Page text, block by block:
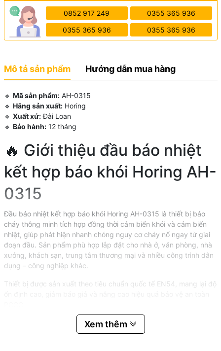
0852 917 249 0355 365 936
0355 365 936 0355 365 936
Mô tả sản phẩm Hướng dẫn mua hàng
🔹 Mã sản phẩm:AH-0315
🔹 Hãng sản xuất: Horing
🔹 Xuất xứ: Đài Loan
🔹 Bảo hành:12 tháng
🔥 Giới thiệu đầu báo nhiệt
kết hợp báo khói Horing AH-
0315
Đầu báo nhiệt kết hợp báo khói Horing AH-0315 là thiết bị báo
cháy thông minh tích hợp đồng thời cảm biến khói và cảm biến
nhiệt, giúp phát hiện nhanh chóng nguy cơ cháy nổ ngay từ giai
đoạn đầu. Sản phẩm phù hợp lắp đặt cho nhà ở, văn phòng, nhà
xưởng, khách sạn, trung tâm thương mại và nhiều công trình dân
dụng – công nghiệp khác.
Thiết bị được sản xuất theo tiêu chuẩn quốc tế EN54, mang lại độ
⭐ Đặc điểm nổi bật của
Xem thêm